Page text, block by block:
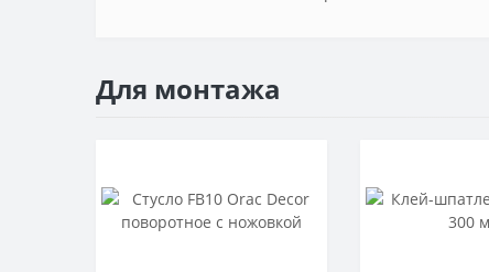
Для монтажа